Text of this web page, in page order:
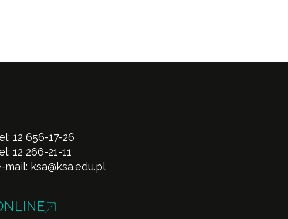
12 656-17-26
12 266-21-11
mail: ksa@ksa.edu.pl